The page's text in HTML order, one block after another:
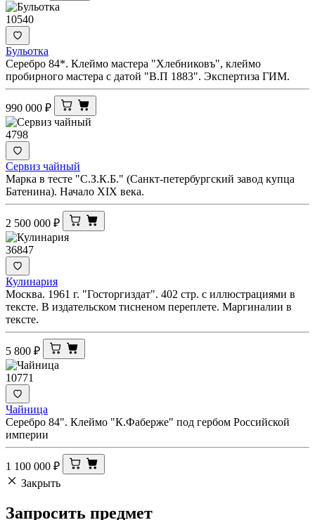
10540
Бульотка
Серебро 84*. Клеймо мастера "Хлебниковъ", клеймо
пробирного мастера с датой "В.П 1883". Экспертиза ГИМ.
990 000 ₽
4798
Сервиз чайный
Марка в тесте "С.З.К.Б." (Санкт-петербургский завод купца
Батенина). Начало XIX века.
2 500 000 ₽
36847
Кулинария
Москва. 1961 г. "Госторгиздат". 402 стр. с иллюстрациями в
тексте. В издательском тисненом переплете. Маргиналии в
тексте.
5 800 ₽
10771
Чайница
Серебро 84". Клеймо "К.Фаберже" под гербом Российской
империи
1 100 000 ₽
Закрыть
Запросить предмет